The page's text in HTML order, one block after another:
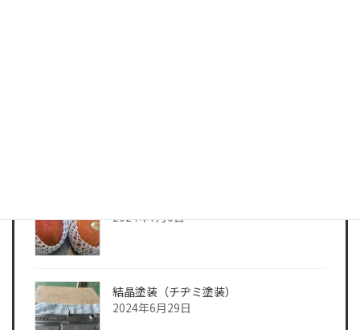
2024年7月6日
結晶塗装（チヂミ塗装）
2024年6月29日